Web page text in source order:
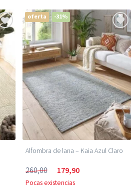
oferta -31%
Alfombra de lana – Kaia Azul Claro
260,00 179,90
Pocas existencias